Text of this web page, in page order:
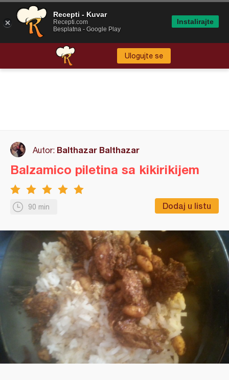
Ulogujte se
Autor: Balthazar Balthazar
90 min Dodaj u listu
Balzamico piletina sa kikirikijem
Recepti - Kuvar
Recepti.com
Besplatna - Google Play
Instalirajte